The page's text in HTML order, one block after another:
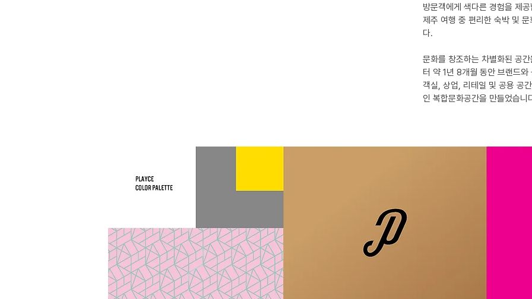
방문객에게 색다른 경험을 제
제주 여행 중 편리한 숙박 및
다.
문화를 창조하는 차별화된 공
터 약 1년 8개월 동안 브랜드
객실, 상업, 리테일 및 공용 공
인 복합문화공간을 만들었습니